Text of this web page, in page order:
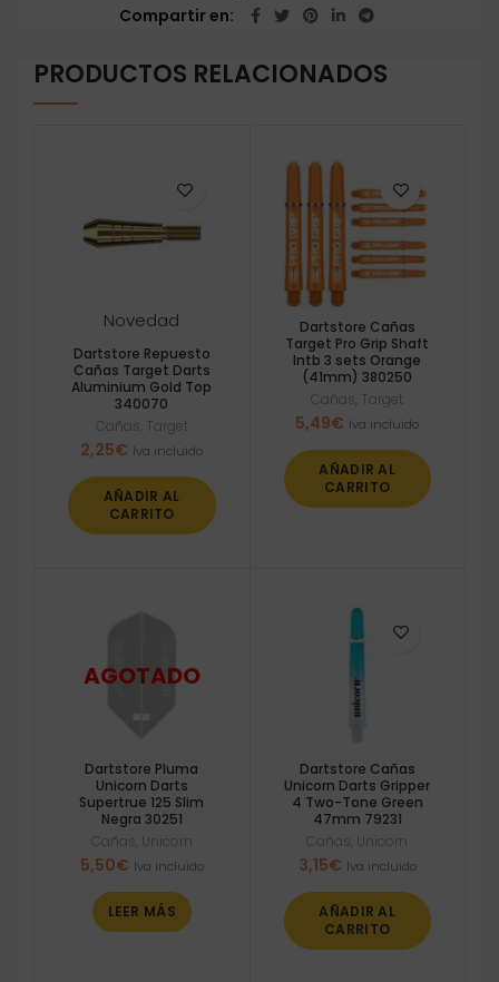
Compartir en
PRODUCTOS RELACIONADOS
Novedad
Dartstore Repuesto
Cañas Target Darts
Aluminium Gold Top
340070
Cañas Target
2,25€ Iva incluido
AÑADIR AL
CARRITO
Dartstore Cañas
Target Pro Grip Shaft
Intb 3 sets Orange
(41mm) 380250
Cañas Target
5,49€ Iva incluido
AÑADIR AL
CARRITO
Dartstore Pluma
Unicorn Darts
Supertrue 125 Slim
Negra 30251
Cañas Unicorn
5,50€ Iva incluido
LEER MÁS
Dartstore Cañas
Unicorn Darts Gripper
4 Two-Tone Green
47mm 79231
Cañas Unicorn
3,15€ Iva incluido
AÑADIR AL
CARRITO